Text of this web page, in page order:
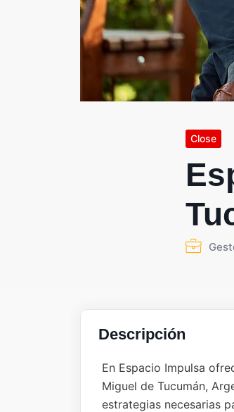
Close
Descripción
En Espacio Impulsa
Miguel de Tucumán,
estrategias necesarias